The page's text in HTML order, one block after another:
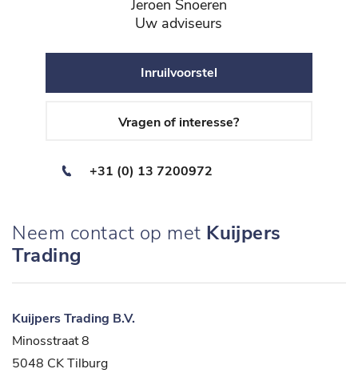
Jeroen Snoeren
Uw adviseurs
Inruilvoorstel
Vragen of interesse?
+31 (0) 13 7200972
Neem contact op met Kuijpers
Trading
Kuijpers Trading B.V.
Minosstraat 8
5048 CK Tilburg